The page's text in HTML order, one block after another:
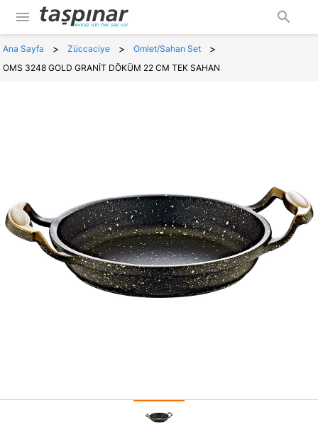
menu search
Ana Sayfa > Züccaciye > Omlet/Sahan Set >
OMS 3248 GOLD GRANİT DÖKÜM 22 CM TEK SAHAN